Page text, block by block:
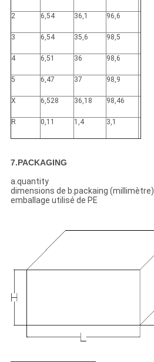
2 6,54 36,1 96,6
3 6,54 35,6 98,5
4 6,51 36 98,6
5 6,47 37 98,9
X 6,528 36,18 98,46
R 0,11 1,4 3,1
7.PACKAGING
a.quantity
dimensions de b.packaing (millimètre)
emballage utilisé de PE